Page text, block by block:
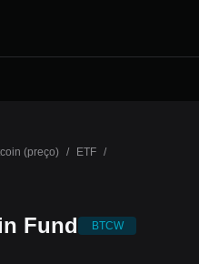
(preço) / ETF /
Fund BTCW